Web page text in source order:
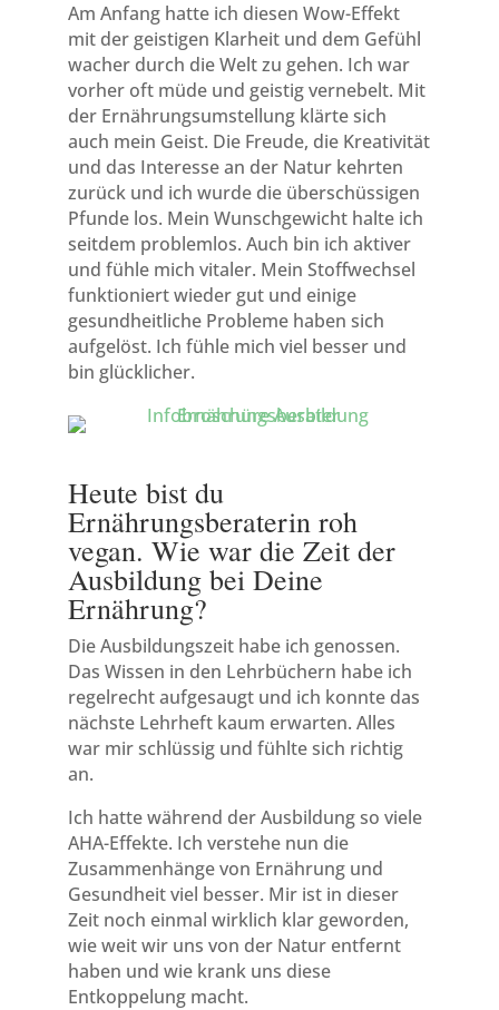
Am Anfang hatte ich diesen Wow-Effekt
mit der geistigen Klarheit und dem Gefühl
wacher durch die Welt zu gehen. Ich war
vorher oft müde und geistig vernebelt. Mit
der Ernährungsumstellung klärte sich
auch mein Geist. Die Freude, die Kreativität
und das Interesse an der Natur kehrten
zurück und ich wurde die überschüssigen
Pfunde los. Mein Wunschgewicht halte ich
seitdem problemlos. Auch bin ich aktiver
und fühle mich vitaler. Mein Stoffwechsel
funktioniert wieder gut und einige
gesundheitliche Probleme haben sich
aufgelöst. Ich fühle mich viel besser und
bin glücklicher.
Heute bist du
Ernährungsberaterin roh
vegan. Wie war die Zeit der
Ausbildung bei Deine
Ernährung?
Die Ausbildungszeit habe ich genossen.
Das Wissen in den Lehrbüchern habe ich
regelrecht aufgesaugt und ich konnte das
nächste Lehrheft kaum erwarten. Alles
war mir schlüssig und fühlte sich richtig
an.
Ich hatte während der Ausbildung so viele
AHA-Effekte. Ich verstehe nun die
Zusammenhänge von Ernährung und
Gesundheit viel besser. Mir ist in dieser
Zeit noch einmal wirklich klar geworden,
wie weit wir uns von der Natur entfernt
haben und wie krank uns diese
Entkoppelung macht.